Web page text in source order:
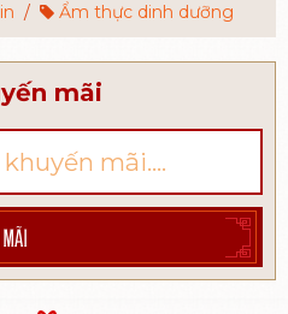
nét dân dã, bình dị nhưng
mè đen được rất nhiều
thích. Hầu hết những du
đến với Bình Định đều chọn
/ Ẩm thực dinh dưỡng
mãi